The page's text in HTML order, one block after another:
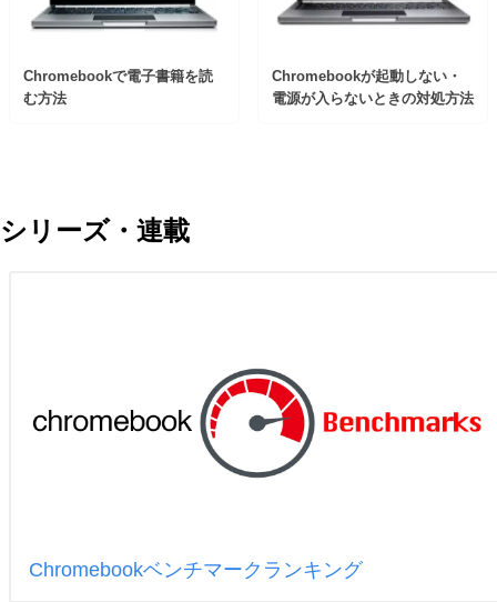
Chromebookで電子書籍を読
む方法
Chromebookが起動しない・
電源が入らないときの対処方法
シリーズ・連載
Chromebookベンチマークランキング